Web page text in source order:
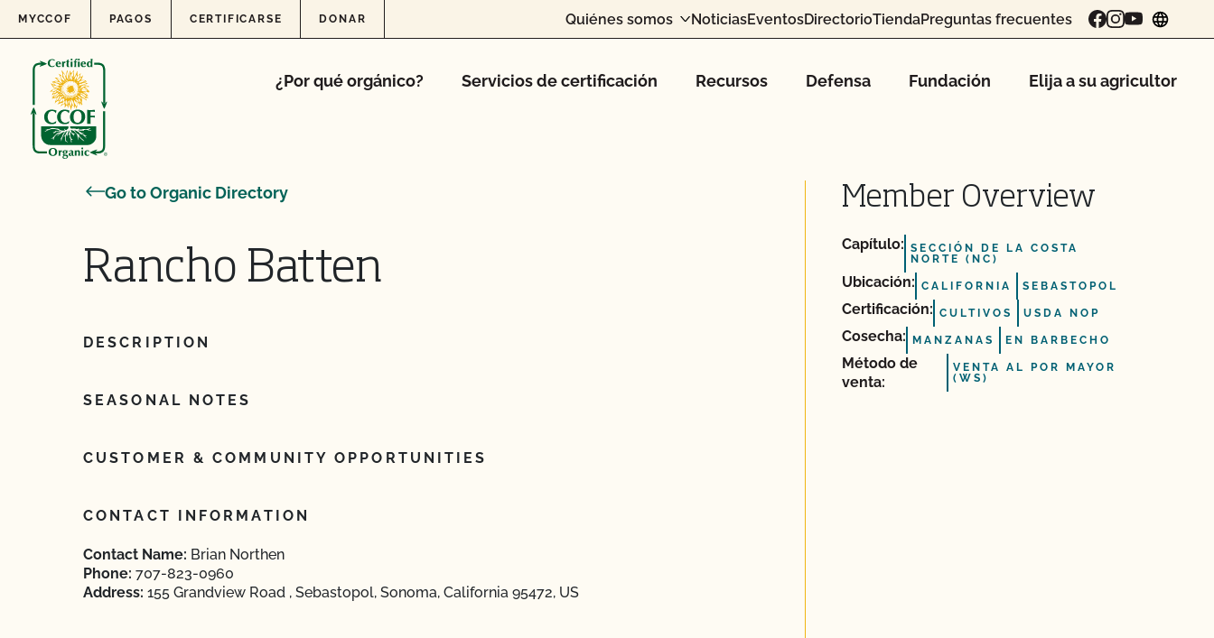
Skip to content
MYCCOF PAGOS CERTIFICARSE DONAR Quiénes somos NoticiasEventosDirectorioTiendaPreguntas frecuentes
¿Por qué orgánico? Servicios de certificación Recursos Defensa Fundación Elija a su agricultor
Go to Organic Directory
Rancho Batten
DESCRIPTION
SEASONAL NOTES
CUSTOMER & COMMUNITY OPPORTUNITIES
CONTACT INFORMATION
Contact Name: Brian Northen
Phone: 707-823-0960
Address: 155 Grandview Road , Sebastopol, Sonoma, California 95472, US
Member Overview
Capítulo: SECCIÓN DE LA COSTA
NORTE (NC)
Ubicación: CALIFORNIA SEBASTOPOL
Certificación: CULTIVOS USDA NOP
Cosecha: MANZANAS EN BARBECHO
Método de
venta:
VENTA AL POR MAYOR
(WS)